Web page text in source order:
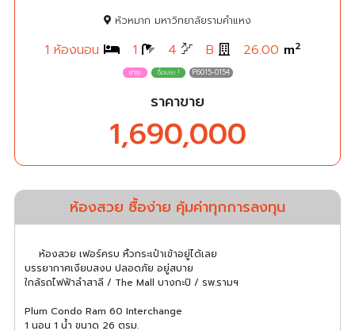
หัวหมาก มหาวิทยาลัยรามคำแหง
1 ห้องนอน 1 4 B 26.00 m2
P6015-0154
ราคาขาย
1,690,000
ห้องสวย ซื้อง่าย คุ้มค่าทุกการลงทุน
ห้องสวย เฟอร์ครบ หิ้วกระเป๋าเข้าอยู่ได้เลย
บรรยากาศเงียบสงบ ปลอดภัย อยู่สบาย
ใกล้รถไฟฟ้าลำสาลี / The Mall บางกะปิ / รพ.รามฯ
Plum Condo Ram 60 Interchange
1 นอน 1 น้ำ ขนาด 26 ตรม.